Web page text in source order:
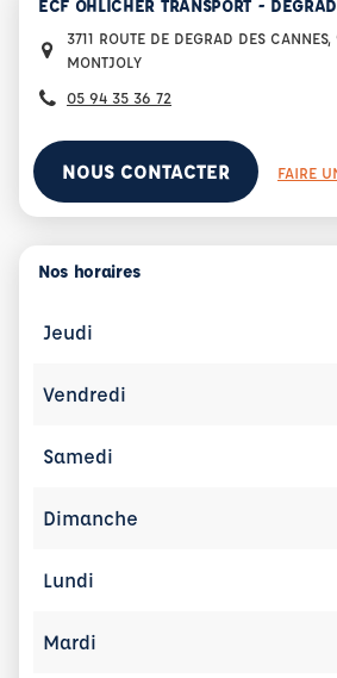
ECF OHLICHER TRANSPORT -
3711 ROUTE DE DEGRAD DES
MONTJOLY
05 94 35 36 72
NOUS CONTACTER FAIRE
Nos horaires
Jeudi
Vendredi
Samedi
Dimanche
Lundi
Mardi